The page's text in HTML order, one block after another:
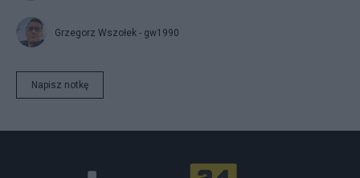
Grzegorz Wszołek - gw1990
Napisz notkę